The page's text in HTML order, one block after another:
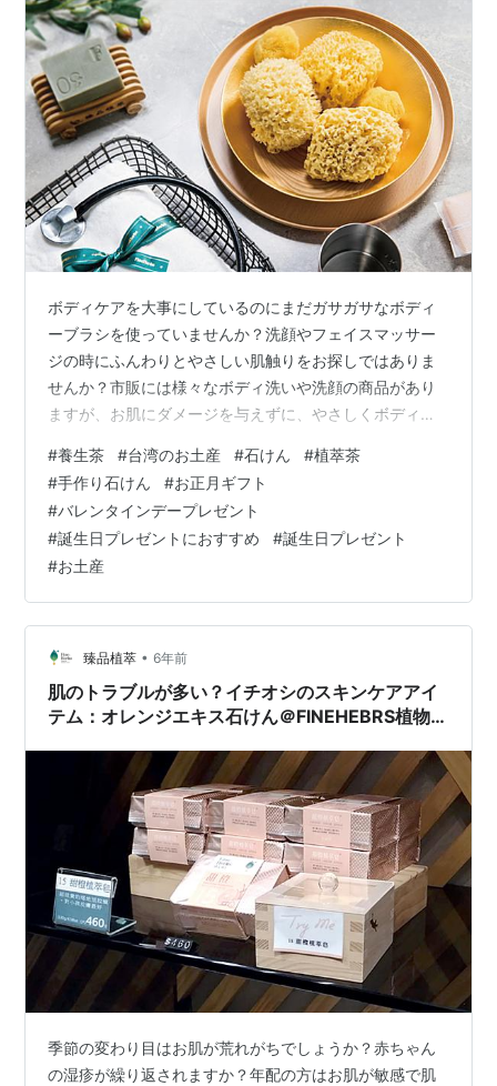
ハーブティー
ボディケアを大事にしているのにまだガサガサなボディ
ーブラシを使っていませんか？洗顔やフェイスマッサー
ジの時にふんわりとやさしい肌触りをお探しではありま
せんか？市販には様々なボディ洗いや洗顔の商品があり
ますが、お肌にダメージを与えずに、やさしくボディケ
ジ（ハニコム）」をお試し下さい。また、滑らかな肌触
りで刺激ゼロの洗顔スポンジをお探しの方は、「海綿ス
ポンジ（シルク）」がおススメです。ダブルドクターが
立ち上げたブランド「FINEHEBRS」は「植物エキス石け
ん」と「ハーブティー」の2大シリーズを発売する以外に
も、さらに心を込めて慎重に厳選した「ギリ…
#養生茶 #台湾のお土産 #石けん #植萃茶
#手作り石けん #お正月ギフト
#バレンタインデープレゼント
#誕生日プレゼントにおすすめ #誕生日プレゼント
#お土産
臻品植萃 • 6年前
肌のトラブルが多い？イチオシのスキンケアアイ
テム：オレンジエキス石けん＠FINEHEBRS植物エ
季節の変わり目はお肌が荒れがちでしょうか？赤ちゃん
の湿疹が繰り返されますか？年配の方はお肌が敏感で肌